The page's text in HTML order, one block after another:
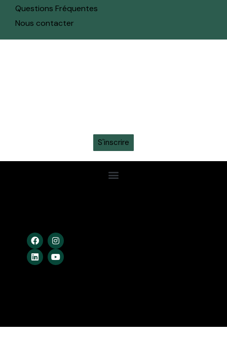
Questions Fréquentes
Nous contacter
S'inscrire